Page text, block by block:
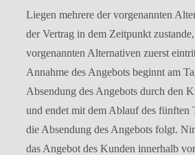
Liegen mehrere der vorgenannten
der Vertrag in dem Zeitpunkt
vorgenannten Alternativen zuerst
Annahme des Angebots beginnt am
Absendung des Angebots durch den
und endet mit dem Ablauf des fünften
die Absendung des Angebots folgt.
das Angebot des Kunden innerhalb